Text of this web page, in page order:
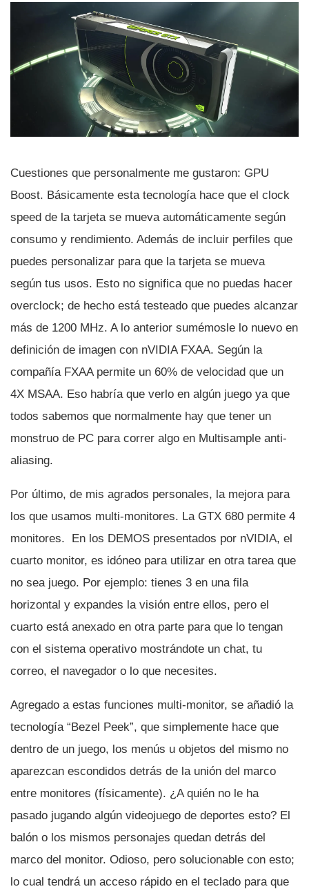
Cuestiones que personalmente me gustaron: GPU
Boost. Básicamente esta tecnologí­a hace que el clock
speed de la tarjeta se mueva automáticamente según
consumo y rendimiento. Además de incluir perfiles que
puedes personalizar para que la tarjeta se mueva
según tus usos. Esto no significa que no puedas hacer
overclock; de hecho está testeado que puedes alcanzar
más de 1200 MHz. A lo anterior sumémosle lo nuevo en
definición de imagen con nVIDIA FXAA. Según la
compañí­a FXAA permite un 60% de velocidad que un
4X MSAA. Eso habrí­a que verlo en algún juego ya que
todos sabemos que normalmente hay que tener un
monstruo de PC para correr algo en Multisample anti-
aliasing.
Por último, de mis agrados personales, la mejora para
los que usamos multi-monitores. La GTX 680 permite 4
monitores. En los DEMOS presentados por nVIDIA, el
cuarto monitor, es idóneo para utilizar en otra tarea que
no sea juego. Por ejemplo: tienes 3 en una fila
horizontal y expandes la visión entre ellos, pero el
cuarto está anexado en otra parte para que lo tengan
con el sistema operativo mostrándote un chat, tu
correo, el navegador o lo que necesites.
Agregado a estas funciones multi-monitor, se añadió la
tecnologí­a “Bezel Peek”, que simplemente hace que
dentro de un juego, los menús u objetos del mismo no
aparezcan escondidos detrás de la unión del marco
entre monitores (fí­sicamente). ¿A quién no le ha
pasado jugando algún videojuego de deportes esto? El
balón o los mismos personajes quedan detrás del
marco del monitor. Odioso, pero solucionable con esto;
lo cual tendrá un acceso rápido en el teclado para que